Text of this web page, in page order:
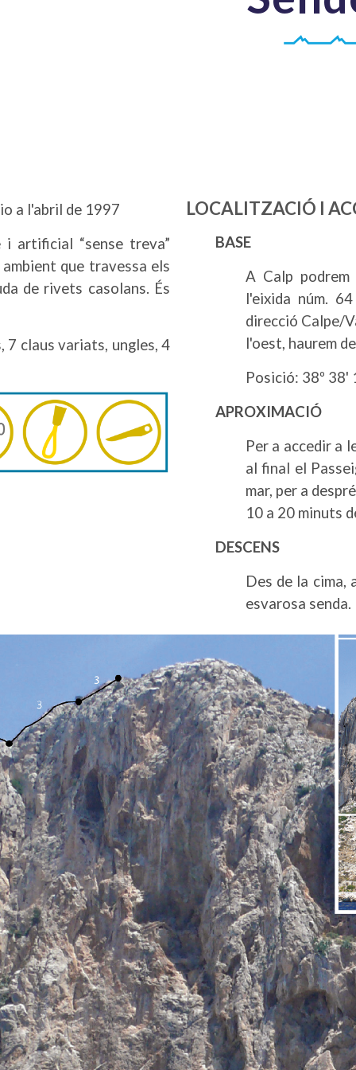
a l'abril de 1997
artificial “sense treva”
que travessa els
de rivets casolans. És
claus variats, ungles, 4
LOCALITZACIÓ I
BASE
A Calp
l'eixida núm.
direcció Calpe/
l'oest, haurem
Posició: 38º 38'
APROXIMACIÓ
Per a accedir a
al final el
mar, per a
10 a 20 minuts
DESCENS
Des de la cima,
esvarosa senda.